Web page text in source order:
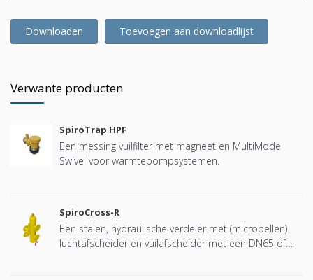
Downloaden Toevoegen aan downloadlijst
Verwante producten
SpiroTrap HPF
Een messing vuilfilter met magneet en MultiMode
Swivel voor warmtepompsystemen.
SpiroCross-R
Een stalen, hydraulische verdeler met (microbellen)
luchtafscheider en vuilafscheider met een DN65 of